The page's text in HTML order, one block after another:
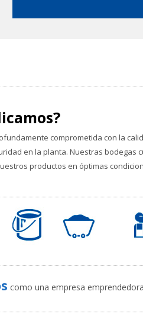
comprometida con la
en la planta. Nuestras
productos en óptimas
como una empresa